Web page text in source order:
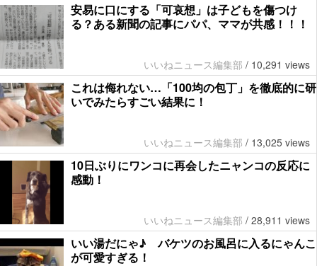
安易に口にする「可哀想」は子どもを傷つけ
る？ある新聞の記事にパパ、ママが共感！！！
いいねニュース編集部 / 10,291 views
これは侮れない…「100均の包丁」を徹底的に研
いでみたらすごい結果に！
いいねニュース編集部 / 13,025 views
10日ぶりにワンコに再会したニャンコの反応に
感動！
いいねニュース編集部 / 28,911 views
いい湯だにゃ♪ バケツのお風呂に入るにゃんこ
が可愛すぎる！